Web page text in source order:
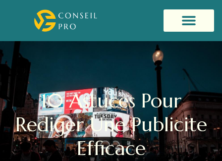
10 Astuces Pour
Rediger Une Publicite
Efficace